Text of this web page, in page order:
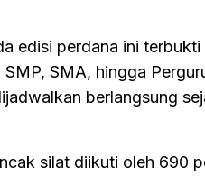
edisi perdana ini
SMP, SMA, hingga
berlangsung
silat diikuti oleh 690